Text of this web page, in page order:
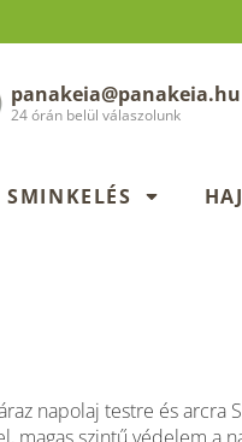
panakeia@panakeia.hu
24 órán belül válaszolunk
SMINKELÉS
napolaj testre és arcra